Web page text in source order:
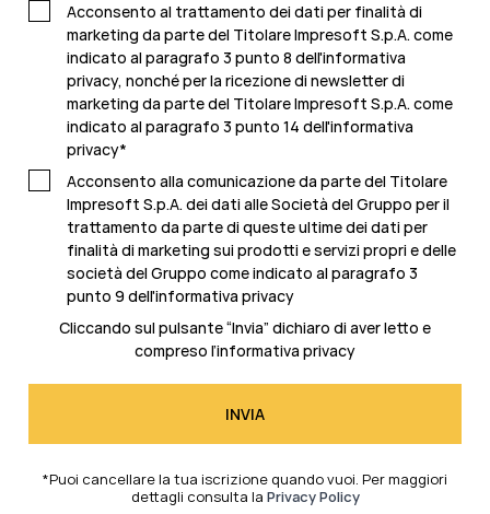
Acconsento al trattamento dei dati per finalità di
marketing da parte del Titolare Impresoft S.p.A. come
indicato al paragrafo 3 punto 8 dell'informativa
privacy, nonché per la ricezione di newsletter di
marketing da parte del Titolare Impresoft S.p.A. come
indicato al paragrafo 3 punto 14 dell'informativa
privacy*
Acconsento alla comunicazione da parte del Titolare
Impresoft S.p.A. dei dati alle Società del Gruppo per il
trattamento da parte di queste ultime dei dati per
finalità di marketing sui prodotti e servizi propri e delle
società del Gruppo come indicato al paragrafo 3
punto 9 dell'informativa privacy
Cliccando sul pulsante “Invia” dichiaro di aver letto e
compreso l’informativa privacy
*Puoi cancellare la tua iscrizione quando vuoi. Per maggiori
dettagli consulta la Privacy Policy